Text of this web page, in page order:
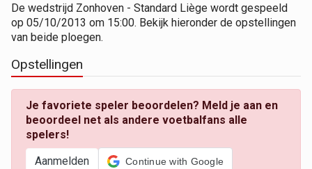
De wedstrijd Zonhoven - Standard Liège wordt gespeeld
op 05/10/2013 om 15:00. Bekijk hieronder de opstellingen
van beide ploegen.
Opstellingen
Je favoriete speler beoordelen? Meld je aan en
beoordeel net als andere voetbalfans alle
spelers!
Aanmelden
Continue with Google